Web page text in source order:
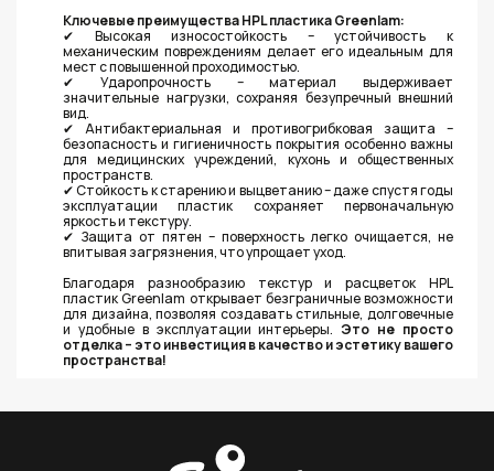
Ключевые преимущества HPL пластика Greenlam:
✔ Высокая износостойкость – устойчивость к
механическим повреждениям делает его идеальным для
мест с повышенной проходимостью.
✔ Ударопрочность – материал выдерживает
значительные нагрузки, сохраняя безупречный внешний
вид.
✔ Антибактериальная и противогрибковая защита –
безопасность и гигиеничность покрытия особенно важны
для медицинских учреждений, кухонь и общественных
пространств.
✔ Стойкость к старению и выцветанию – даже спустя годы
эксплуатации пластик сохраняет первоначальную
яркость и текстуру.
✔ Защита от пятен – поверхность легко очищается, не
впитывая загрязнения, что упрощает уход.
Благодаря разнообразию текстур и расцветок HPL
пластик Greenlam открывает безграничные возможности
для дизайна, позволяя создавать стильные, долговечные
и удобные в эксплуатации интерьеры. Это не просто
отделка – это инвестиция в качество и эстетику вашего
пространства!